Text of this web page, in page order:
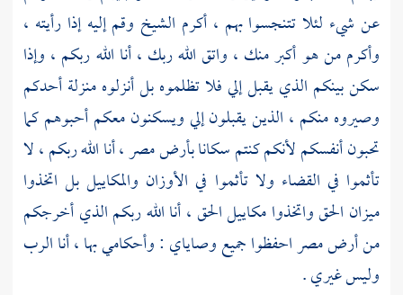
عن شيء لئلا تتنجسوا بهم ، أكرم الشيخ وقم إليه إذا رأيته ،
وأكرم من هو أكبر منك ، واتق الله ربك ، أنا الله ربكم ، وإذا
سكن بينكم الذي يقبل إلي فلا تظلموه بل أنزلوه منزلة أحدكم
وصيروه منكم ، الذين يقبلون إلي ويسكنون معكم أحبوهم كما
تحبون أنفسكم لأنكم كنتم سكانا بأرض مصر ، أنا الله ربكم ، لا
تأثموا في القضاء ولا تأثموا في الأوزان والمكاييل بل اتخذوا
ميزان الحق واتخذوا مكاييل الحق ، أنا الله ربكم الذي أخرجكم
من أرضمصراحفظوا جميع وصاياي : وأحكامي بها ، أنا الرب
وليس غيري .